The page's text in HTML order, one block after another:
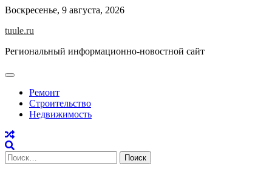
Skip
content
Воскресенье, 9 августа, 2026
tuule.ru
Региональный информационно-новостной сайт
Ремонт
Строительство
Недвижимость
Найти: